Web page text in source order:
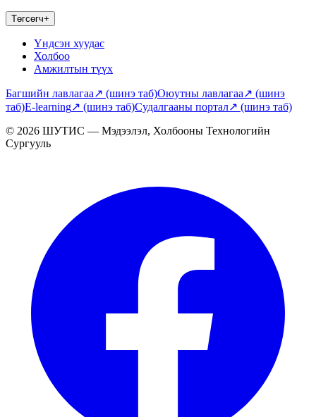
Төгсөгч+
Үндсэн хуудас
Холбоо
Амжилтын түүх
Багшийн лавлагаа↗ (шинэ таб)Оюутны лавлагаа↗ (шинэ
таб)E-learning↗ (шинэ таб)Судалгааны портал↗ (шинэ таб)
© 2026 ШУТИС — Мэдээлэл, Холбооны Технологийн
Сургууль